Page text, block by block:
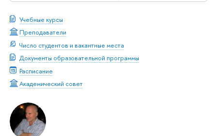
Учебные курсы
Преподаватели
Число студентов и вакантные места
Документы образовательной программы
Расписание
Академический совет